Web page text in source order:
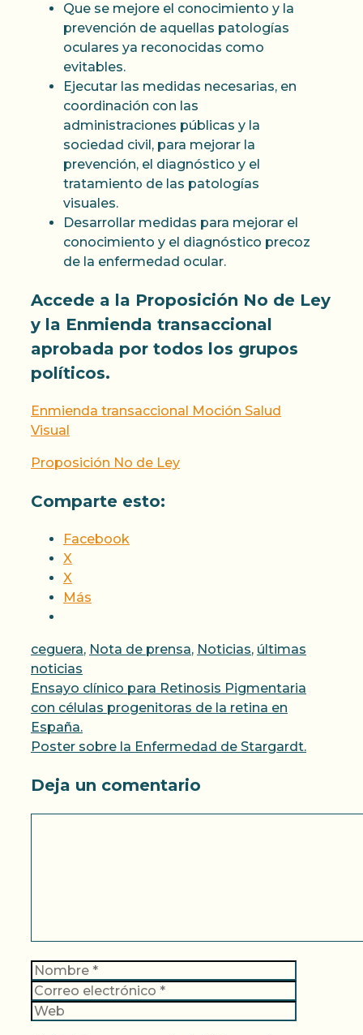
Que se mejore el conocimiento y la
prevención de aquellas patologías
oculares ya reconocidas como
evitables.
Ejecutar las medidas necesarias, en
coordinación con las
administraciones públicas y la
sociedad civil, para mejorar la
prevención, el diagnóstico y el
tratamiento de las patologías
visuales.
Desarrollar medidas para mejorar el
conocimiento y el diagnóstico precoz
de la enfermedad ocular.
Accede a la Proposición No de Ley
y la Enmienda transaccional
aprobada por todos los grupos
políticos.
Enmienda transaccional Moción Salud
Visual
Proposición No de Ley
Comparte esto:
Facebook
X
X
Más
Categorías
ceguera, Nota de prensa, Noticias, últimas
noticias
Ensayo clínico para Retinosis Pigmentaria
con células progenitoras de la retina en
España.
Poster sobre la Enfermedad de Stargardt.
Deja un comentario
Nombre